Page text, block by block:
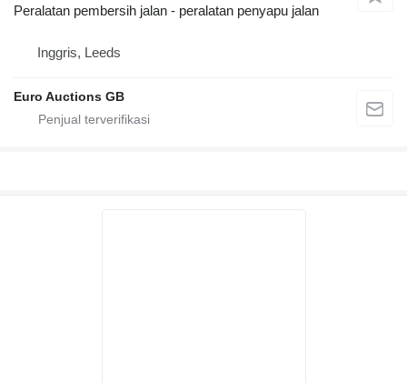
Peralatan pembersih jalan - peralatan penyapu jalan
Inggris, Leeds
Euro Auctions GB